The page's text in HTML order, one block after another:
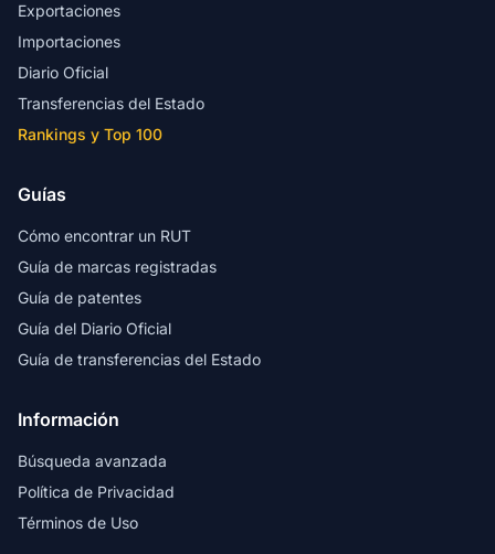
Exportaciones
Importaciones
Diario Oficial
Transferencias del Estado
Rankings y Top 100
Guías
Cómo encontrar un RUT
Guía de marcas registradas
Guía de patentes
Guía del Diario Oficial
Guía de transferencias del Estado
Información
Búsqueda avanzada
Política de Privacidad
Términos de Uso